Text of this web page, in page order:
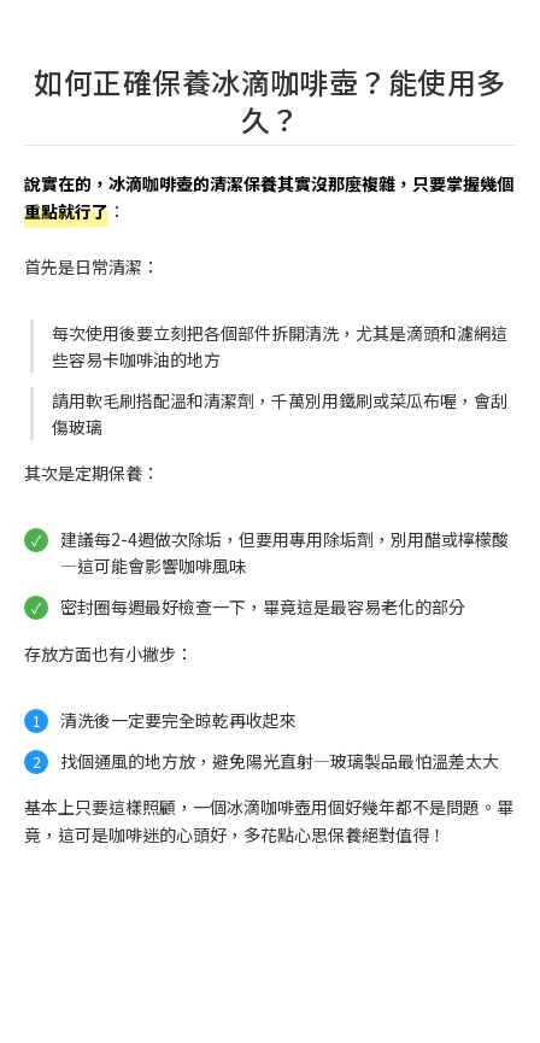
如何正確保養冰滴咖啡壺？能使用多
久？
說實在的，冰滴咖啡壺的清潔保養其實沒那麼複雜，只要掌握幾個
重點就行了 ：
首先是日常清潔：
每次使用後要立刻把各個部件拆開清洗，尤其是滴頭和濾網這
些容易卡咖啡油的地方
請用軟毛刷搭配溫和清潔劑，千萬別用鐵刷或菜瓜布喔，會刮
傷玻璃
其次是定期保養：
建議每2-4週做次除垢，但要用專用除垢劑，別用醋或檸檬酸
—這可能會影響咖啡風味
密封圈每週最好檢查一下，畢竟這是最容易老化的部分
存放方面也有小撇步：
清洗後一定要完全晾乾再收起來
找個通風的地方放，避免陽光直射—玻璃製品最怕溫差太大
基本上只要這樣照顧，一個冰滴咖啡壺用個好幾年都不是問題。畢
竟，這可是咖啡迷的心頭好，多花點心思保養絕對值得！